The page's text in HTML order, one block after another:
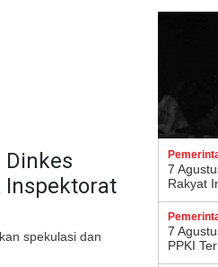
Dinkes
Inspektorat
spekulasi dan
7
Rakyat
7
PPKI